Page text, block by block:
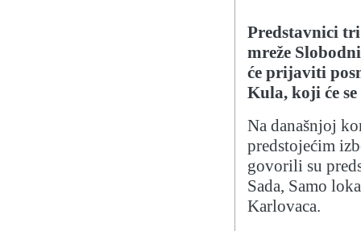
Predstavnici
mreže
će prijaviti
Kula, koji će
Na današnjoj
predstojećim
govorili su
Sada, Samo
Karlovaca.